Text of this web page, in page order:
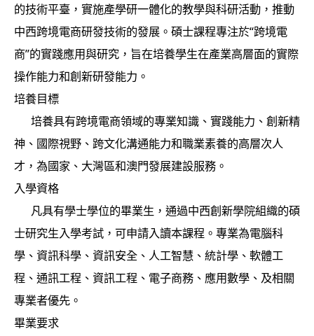
的技術平臺，實施產學研一體化的教學與科研活動，推動
中西跨境電商研發技術的發展。碩士課程專注於“跨境電
商”的實踐應用與研究，旨在培養學生在產業高層面的實際
操作能力和創新研發能力。
培養目標
培養具有跨境電商領域的專業知識、實踐能力、創新精
神、國際視野、跨文化溝通能力和職業素養的高層次人
才，為國家、大灣區和澳門發展建設服務。
入學資格
凡具有學士學位的畢業生，通過中西創新學院組織的碩
士研究生入學考試，可申請入讀本課程。專業為電腦科
學、資訊科學、資訊安全、人工智慧、統計學、軟體工
程、通訊工程、資訊工程、電子商務、應用數學、及相關
專業者優先。
畢業要求